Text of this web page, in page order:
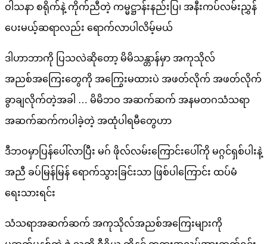
ဝါသနာ စရိုက်နဲ့ ကိုက်ညီတဲ့ ကမ္မဋ္ဌာန်းနည်းပြ၊ အနီးကပ်လမ်းညွှန်
ပေးမယ့်ဆရာလည်း ရောက်လာပါလိမ့်မယ်
ဒါဟာဘာကို ပြသလဲဆိုတော့ မိမိသန္တာန်မှာ အကုသိုလ်
အညစ်အကြေးတွေကို အကြွေးမထားပဲ အဖတ်လိုက် အဖတ်လိုက်
ခွာချလိုက်တဲ့အခါ … မိမိဘဝ အဆက်ဆက် အနမတဂသံသရာ
အဆက်ဆက်ကပါခဲ့တဲ့ အထုံပါရမီတွေဟာ
ဒီဘဝမှာပြန်ပေါ်လာပြီး မဂ် ဖိုလ်လမ်းကြောင်းပေါ်ကို မဂ္ဂင်ရှစ်ပါးနဲ့
အညီ ခပ်မြန်မြန် ရောက်သွားခြင်းသာ ဖြစ်ပါကြောင်း ထပ်မံ
ရေးသားရင်း
သံသရာအဆက်ဆက် အကုသိုလ်အညစ်အကြေးများကို